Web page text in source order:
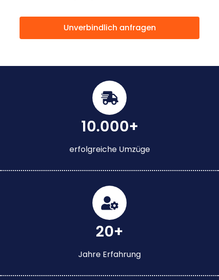
Unverbindlich anfragen
10.000+
erfolgreiche Umzüge
20+
Jahre Erfahrung